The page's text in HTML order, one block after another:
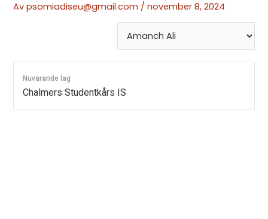
Avpsomiadiseu@gmail.com /november 8, 2024
Nuvarande lag
Chalmers Studentkårs IS